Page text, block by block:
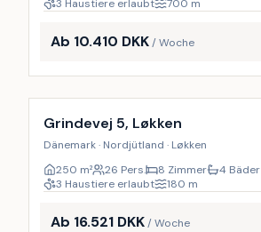
3 Haustiere erlaubt
700 m
Ab 10.410 DKK/ Woche
Inkl. Endreinigung
Grindevej 5, Løkken
Dänemark · Nordjütland · Løkken
250 m² 26 Pers. 8 Zimmer
4 Bäder
3 Haustiere erlaubt
180 m
Ab 16.521 DKK/ Woche